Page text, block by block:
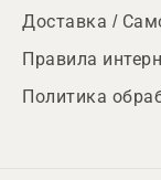
Доставка /
Правила
Политика